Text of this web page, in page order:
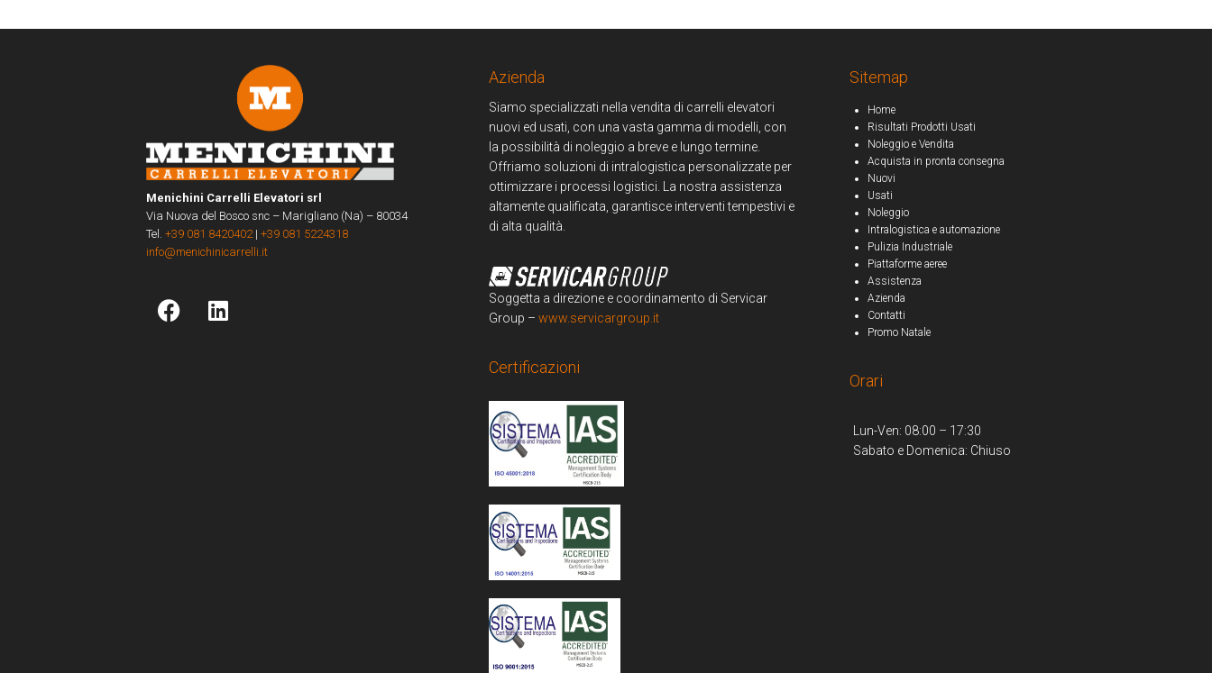
Menichini Carrelli Elevatori srl
Via Nuova del Bosco snc – Marigliano (Na) – 80034
Tel. +39 081 8420402 | +39 081 5224318
info@menichinicarrelli.it
Azienda
Siamo specializzati nella vendita di carrelli elevatori
nuovi ed usati, con una vasta gamma di modelli, con
la possibilità di noleggio a breve e lungo termine.
Offriamo soluzioni di intralogistica personalizzate per
ottimizzare i processi logistici. La nostra assistenza
altamente qualificata, garantisce interventi tempestivi e
di alta qualità.
Soggetta a direzione e coordinamento di Servicar
Group – www.servicargroup.it
Certificazioni
Sitemap
Home
Risultati Prodotti Usati
Noleggio e Vendita
Acquista in pronta consegna
Nuovi
Usati
Noleggio
Intralogistica e automazione
Pulizia Industriale
Piattaforme aeree
Assistenza
Azienda
Contatti
Promo Natale
Orari
Lun-Ven: 08:00 – 17:30
Sabato e Domenica: Chiuso